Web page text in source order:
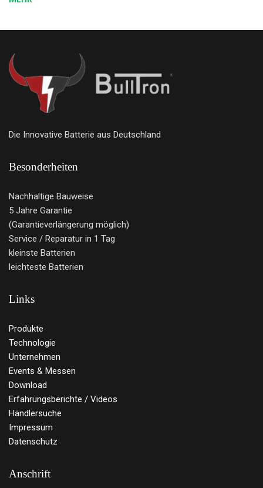
Die Innovative Batterie aus Deutschland
Besonderheiten
Nachhaltige Bauweise
5 Jahre Garantie
(Garantieverlängerung möglich)
Service / Reparatur in 1 Tag
kleinste Batterien
leichteste Batterien
Links
Produkte
Technologie
Unternehmen
Events & Messen
Download
Erfahrungsberichte / Videos
Händlersuche
Impressum
Datenschutz
Anschrift